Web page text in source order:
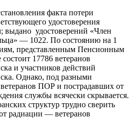
факта потери
удостоверения
выдано удостоверений «Член
— 1022. По состоянию на 1
представленным Пенсионным
17786 ветеранов
и участников действий
Однако, под разными
ПОР и пострадавших от
службы всячески скрывается.
структур трудно сверить
радиации — ветеранов